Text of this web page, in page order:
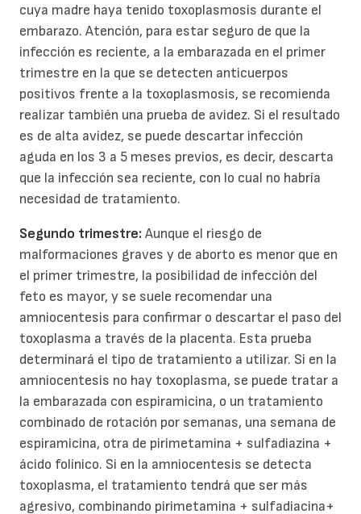
cuya madre haya tenido toxoplasmosis durante el
embarazo. Atención, para estar seguro de que la
infección es reciente, a la embarazada en el primer
trimestre en la que se detecten anticuerpos
positivos frente a la toxoplasmosis, se recomienda
realizar también una prueba de avidez. Si el resultado
es de alta avidez, se puede descartar infección
aguda en los 3 a 5 meses previos, es decir, descarta
que la infección sea reciente, con lo cual no habría
necesidad de tratamiento.
Segundo trimestre: Aunque el riesgo de
malformaciones graves y de aborto es menor que en
el primer trimestre, la posibilidad de infección del
feto es mayor, y se suele recomendar una
amniocentesis para confirmar o descartar el paso del
toxoplasma a través de la placenta. Esta prueba
determinará el tipo de tratamiento a utilizar. Si en la
amniocentesis no hay toxoplasma, se puede tratar a
la embarazada con espiramicina, o un tratamiento
combinado de rotación por semanas, una semana de
espiramicina, otra de pirimetamina + sulfadiazina +
ácido folínico. Si en la amniocentesis se detecta
toxoplasma, el tratamiento tendrá que ser más
agresivo, combinando pirimetamina + sulfadiacina+